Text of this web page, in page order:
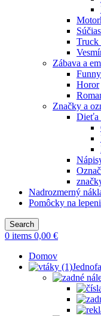
Truck
Zábava a
Funny
Horor
Značky a
Dieťa
Nadrozmerný
Pomôcky na
Search
0 items 0,00 €
Domov